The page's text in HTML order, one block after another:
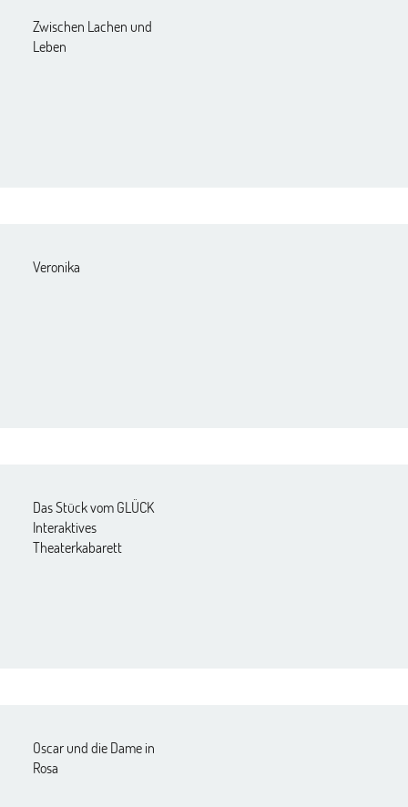
Zwischen Lachen und
Leben
Veronika
Das Stück vom GLÜCK
Interaktives
Theaterkabarett
Oscar und die Dame in
Rosa